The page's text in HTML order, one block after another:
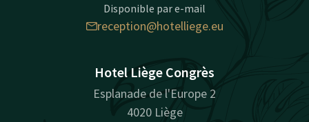
Disponible par e-mail
reception@hotelliege.eu
Hotel Liège Congrès
Esplanade de l'Europe 2
4020 Liège